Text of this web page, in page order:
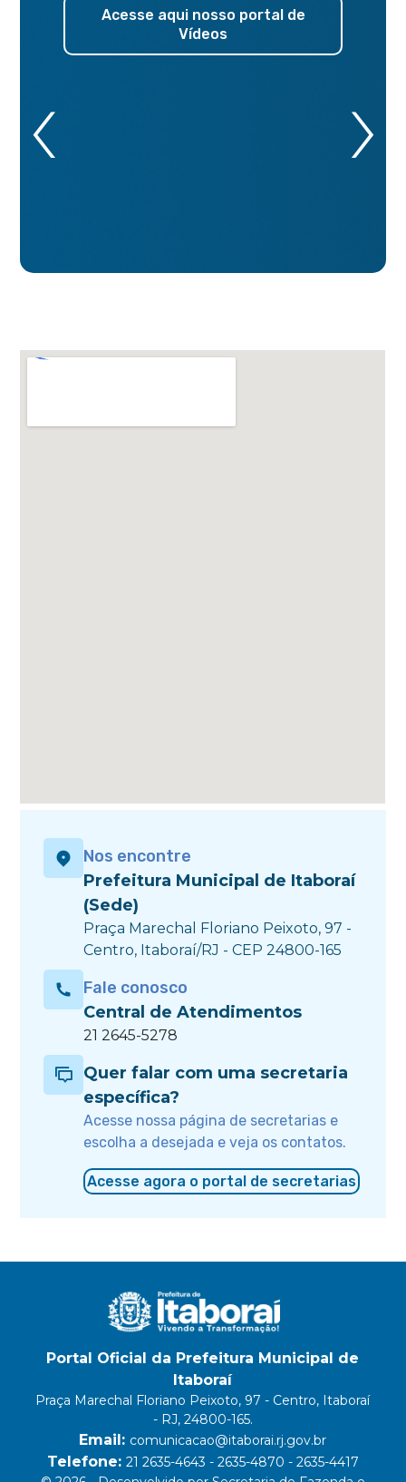
Acesse aqui nosso portal de
Vídeos
‹ ›
Nos encontre
Prefeitura Municipal de Itaboraí
(Sede)
Praça Marechal Floriano Peixoto, 97 -
Centro, Itaboraí/RJ - CEP 24800-165
Fale conosco
Central de Atendimentos
21 2645-5278
Quer falar com uma secretaria
específica?
Acesse nossa página de secretarias e
escolha a desejada e veja os contatos.
Acesse agora o portal de secretarias
Portal Oficial da Prefeitura Municipal de
Itaboraí
Praça Marechal Floriano Peixoto, 97 - Centro, Itaboraí
- RJ, 24800-165.
Email: comunicacao@itaborai.rj.gov.br
Telefone: 21 2635-4643 - 2635-4870 - 2635-4417